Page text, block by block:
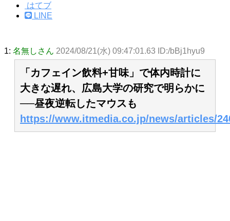
はてブ
LINE
1: 名無しさん 2024/08/21(水) 09:47:01.63 ID:/bBj1hyu9
「カフェイン飲料+甘味」で体内時計に
大きな遅れ、広島大学の研究で明らかに
──昼夜逆転したマウスも
https://www.itmedia.co.jp/news/articles/